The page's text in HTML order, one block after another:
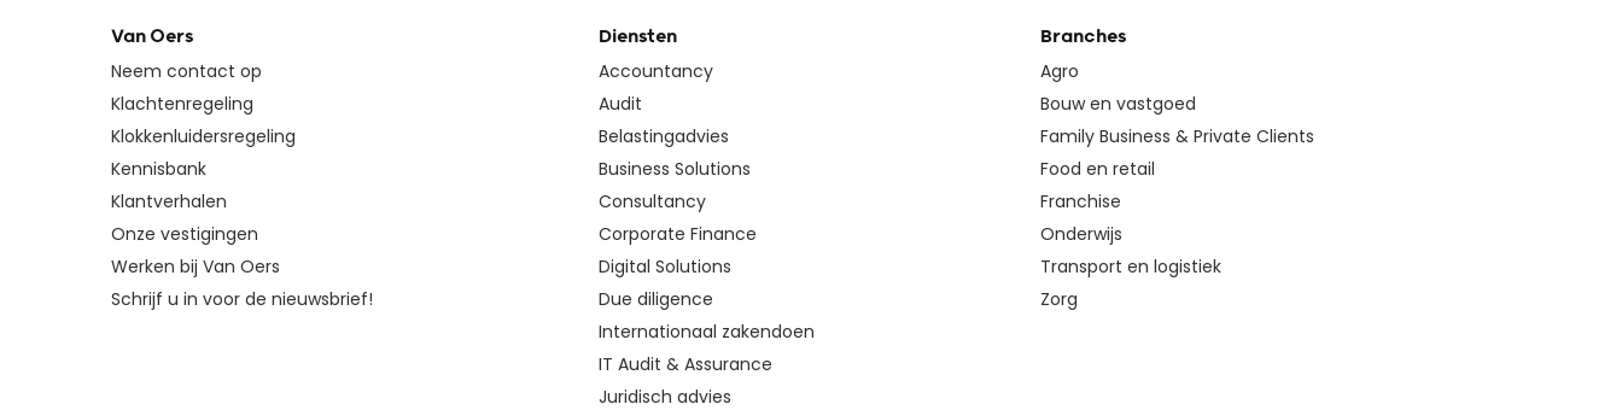
Van Oers
Neem contact op
Klachtenregeling
Klokkenluidersregeling
Kennisbank
Klantverhalen
Onze vestigingen
Werken bij Van Oers
Schrijf u in voor de nieuwsbrief!
Diensten
Accountancy
Audit
Belastingadvies
Business Solutions
Consultancy
Corporate Finance
Digital Solutions
Due diligence
Internationaal zakendoen
IT Audit & Assurance
Juridisch advies
Branches
Agro
Bouw en vastgoed
Family Business & Private Clients
Food en retail
Franchise
Onderwijs
Transport en logistiek
Zorg